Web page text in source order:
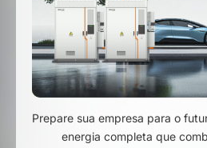
Prepare sua empresa para o
energia completa que